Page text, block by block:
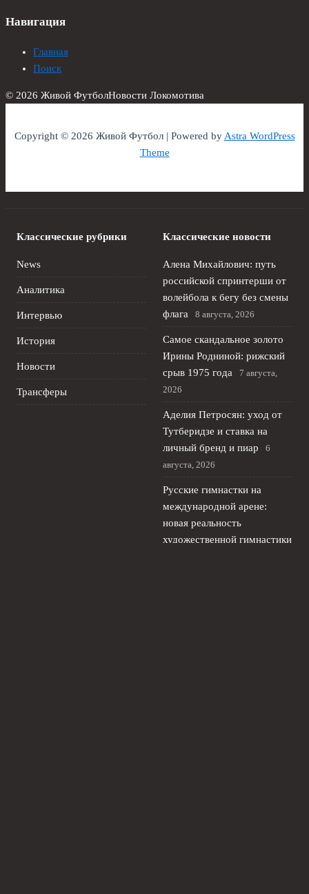
Навигация
Главная
Поиск
© 2026 Живой ФутболНовости Локомотива
Copyright © 2026 Живой Футбол | Powered byAstra WordPress
Theme
Классические рубрики
News
Аналитика
Интервью
История
Новости
Трансферы
Классические новости
Алена Михайлович: путь
российской спринтерши от
волейбола к бегу без смены
флага
8 августа, 2026
Самое скандальное золото
Ирины Родниной: рижский
срыв 1975 года
7 августа,
2026
Аделия Петросян: уход от
Тутберидзе и ставка на
личный бренд и пиар
6
августа, 2026
Русские гимнастки на
международной арене:
новая реальность
художественной гимнастики